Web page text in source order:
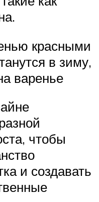
красными
в зиму,
варенье
чтобы
и создавать